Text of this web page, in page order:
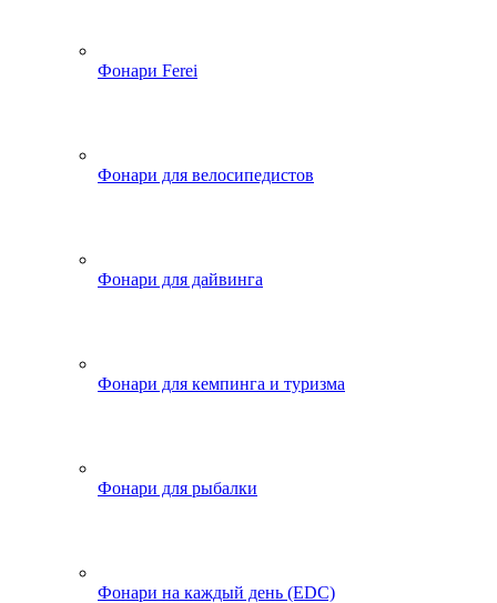
Фонари Ferei
Фонари для велосипедистов
Фонари для дайвинга
Фонари для кемпинга и туризма
Фонари для рыбалки
Фонари на каждый день (EDC)